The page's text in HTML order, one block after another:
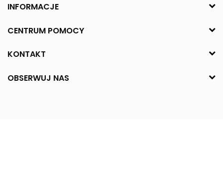
INFORMACJE
CENTRUM POMOCY
KONTAKT
OBSERWUJ NAS